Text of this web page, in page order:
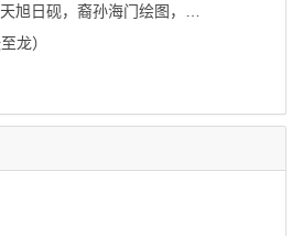
裔孙海门绘图，属题（清代·奭良）
龙）